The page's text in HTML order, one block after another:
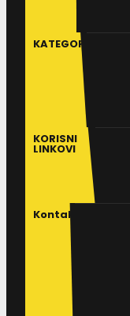
KATEGORIJE
KORISNI
LINKOVI
Kontakt